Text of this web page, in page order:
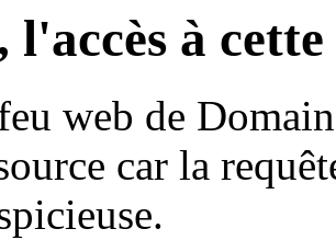
l'accès à
web de
car la